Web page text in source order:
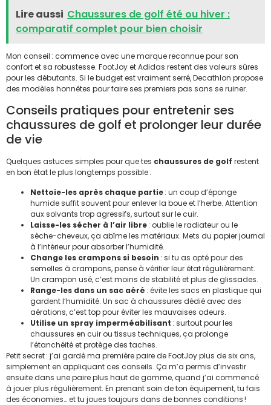
Lire aussi Chaussures de golf été ou hiver :
comparatif complet pour bien choisir
Mon conseil : commence avec une marque reconnue pour son
confort et sa robustesse. FootJoy et Adidas restent des valeurs sûres
pour les débutants. Si le budget est vraiment serré, Decathlon propose
des modèles honnêtes pour faire ses premiers pas sans se ruiner.
Conseils pratiques pour entretenir ses
chaussures de golf et prolonger leur durée
de vie
Quelques astuces simples pour que tes chaussures de golf restent
en bon état le plus longtemps possible :
Nettoie-les après chaque partie: un coup d’éponge
humide suffit souvent pour enlever la boue et l’herbe. Attention
aux solvants trop agressifs, surtout sur le cuir.
Laisse-les sécher à l’air libre: oublie le radiateur ou le
sèche-cheveux, ça abîme les matériaux. Mets du papier journal
à l’intérieur pour absorber l’humidité.
Change les crampons si besoin : si tu as opté pour des
semelles à crampons, pense à vérifier leur état régulièrement.
Un crampon usé, c’est moins de stabilité et plus de glissades.
Range-les dans un sac aéré : évite les sacs en plastique qui
gardent l’humidité. Un sac à chaussures dédié avec des
aérations, c’est top pour éviter les mauvaises odeurs.
Utilise un spray imperméabilisant : surtout pour les
chaussures en cuir ou tissus techniques, ça prolonge
l’étanchéité et protège des taches.
Petit secret : j’ai gardé ma première paire de FootJoy plus de six ans,
simplement en appliquant ces conseils. Ça m’a permis d’investir
ensuite dans une paire plus haut de gamme, quand j’ai commencé
à jouer plus régulièrement. En prenant soin de ton équipement, tu fais
des économies… et tu joues toujours dans de bonnes conditions !